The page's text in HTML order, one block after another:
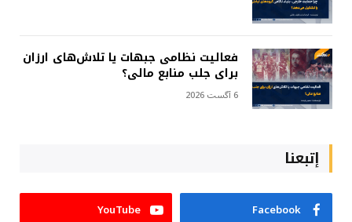
فعالیت نظامی جبهات یا تلاش‌های ارزان
برای جلب منابع مالی؟
6 آگست 2026
إتبعنا
Facebook
YouTube